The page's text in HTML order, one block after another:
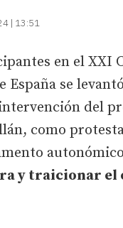
| 13:51
en el XXI
se
del
como
y traicionar el